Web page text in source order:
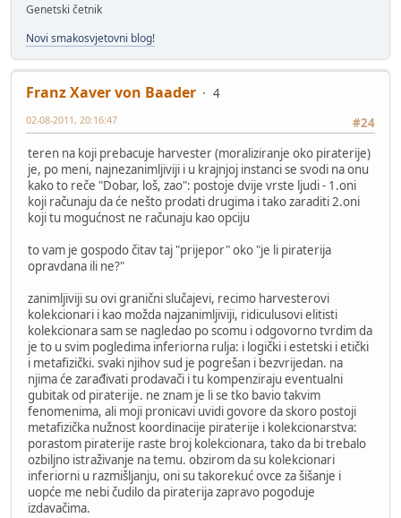
Genetski četnik
Novi smakosvjetovni blog!
Franz Xaver von Baader
4
#24
02-08-2011, 20:16:47
teren na koji prebacuje harvester (moraliziranje oko piraterije)
je, po meni, najnezanimljiviji i u krajnjoj instanci se svodi na onu
kako to reče "Dobar, loš, zao": postoje dvije vrste ljudi - 1.oni
koji računaju da će nešto prodati drugima i tako zaraditi 2.oni
koji tu mogućnost ne računaju kao opciju
to vam je gospodo čitav taj "prijepor" oko "je li piraterija
opravdana ili ne?"
zanimljiviji su ovi granični slučajevi, recimo harvesterovi
kolekcionari i kao možda najzanimljiviji, ridiculusovi elitisti
kolekcionara sam se nagledao po scomu i odgovorno tvrdim da
je to u svim pogledima inferiorna rulja: i logički i estetski i etički
i metafizički. svaki njihov sud je pogrešan i bezvrijedan. na
njima će zarađivati prodavači i tu kompenziraju eventualni
gubitak od piraterije. ne znam je li se tko bavio takvim
fenomenima, ali moji pronicavi uvidi govore da skoro postoji
metafizička nužnost koordinacije piraterije i kolekcionarstva:
porastom piraterije raste broj kolekcionara, tako da bi trebalo
ozbiljno istraživanje na temu. obzirom da su kolekcionari
inferiorni u razmišljanju, oni su takorekuć ovce za šišanje i
uopće me nebi čudilo da piraterija zapravo pogoduje
izdavačima.